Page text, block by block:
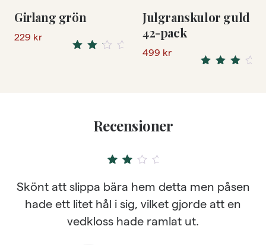
Girlang grön
229 kr
Julgranskulor guld
42-pack
499 kr
Recensioner
5
Skönt att slippa bära hem detta men påsen
hade ett litet hål i sig, vilket gjorde att en
vedkloss hade ramlat ut.